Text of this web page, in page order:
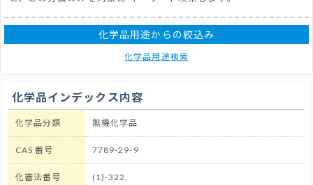
化学品用途からの絞込み
化学品用途検索
化学品インデックス内容
化学品分類 無機化学品
CAS 番号 7789-29-9
化審法番号 (1)-322,